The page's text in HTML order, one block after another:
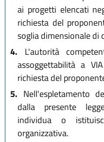
ai progetti elencati
richiesta del
soglia dimensionale di
4. L'autorità
assoggettabilità a
richiesta del
5. Nell'espletamento
dalla presente
individua o
organizzativa.